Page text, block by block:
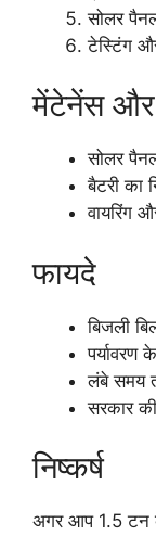
सोलर
टेस्टिंग
मेंटेनेंस
सोलर
बैटरी का
वायरिंग
फायदे
बिजली
लंबे समय
सरकार
निष्कर्ष
अगर आप 1.5 टन